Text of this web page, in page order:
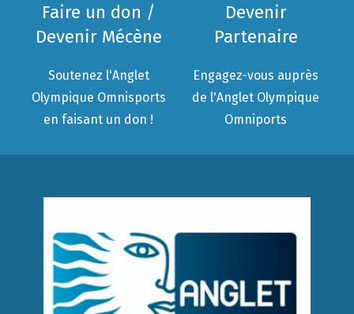
Faire un don /
Devenir Mécène
Soutenez l'Anglet
Olympique Omnisports
en faisant un don !
Devenir
Partenaire
Engagez-vous auprès
de l'Anglet Olympique
Omniports